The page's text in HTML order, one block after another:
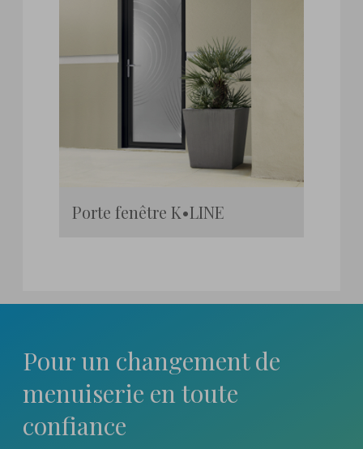
Porte fenêtre K•LINE
Pour un changementde
menuiserie en toute
confiance